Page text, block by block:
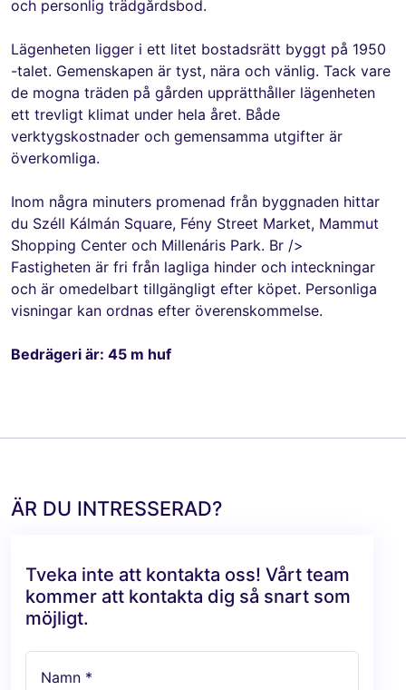
och personlig trädgårdsbod.
Lägenheten ligger i ett litet bostadsrätt byggt på 1950
-talet. Gemenskapen är tyst, nära och vänlig. Tack vare
de mogna träden på gården upprätthåller lägenheten
ett trevligt klimat under hela året. Både
verktygskostnader och gemensamma utgifter är
överkomliga.
Inom några minuters promenad från byggnaden hittar
du Széll Kálmán Square, Fény Street Market, Mammut
Shopping Center och Millenáris Park. Br />
Fastigheten är fri från lagliga hinder och inteckningar
och är omedelbart tillgängligt efter köpet. Personliga
visningar kan ordnas efter överenskommelse.
Bedrägeri är: 45 m huf
ÄR DU INTRESSERAD?
Tveka inte att kontakta oss! Vårt team
kommer att kontakta dig så snart som
möjligt.
Namn *